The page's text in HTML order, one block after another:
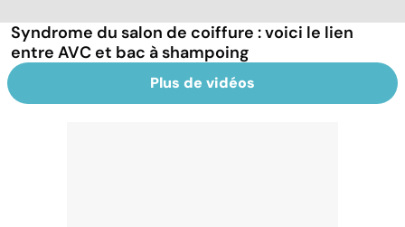
Syndrome du salon de coiffure : voici le lien
entre AVC et bac à shampoing
Plus de vidéos